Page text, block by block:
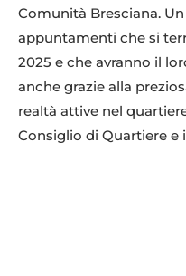
Comunità Bresciana.
appuntamenti che si
2025 e che avranno il
anche grazie alla
realtà attive nel
Consiglio di Quartiere